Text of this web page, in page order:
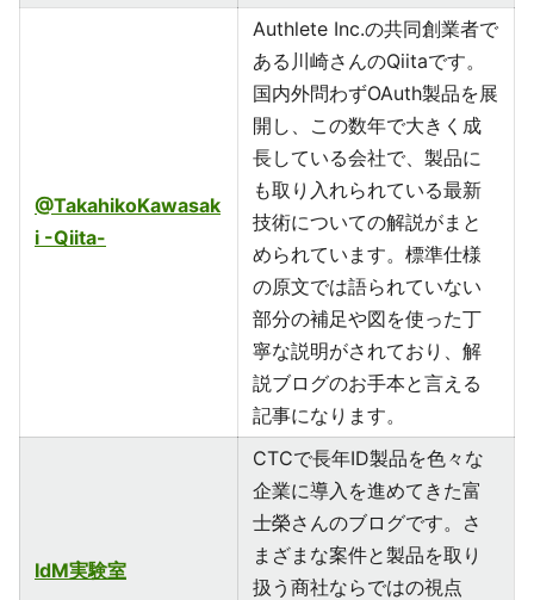
@TakahikoKawasak
i -Qiita-
Authlete Inc.の共同創業者で
ある川崎さんのQiitaです。
国内外問わずOAuth製品を展
開し、この数年で大きく成
長している会社で、製品に
も取り入れられている最新
技術についての解説がまと
められています。標準仕様
の原文では語られていない
部分の補足や図を使った丁
寧な説明がされており、解
説ブログのお手本と言える
記事になります。
IdM実験室
CTCで長年ID製品を色々な
企業に導入を進めてきた富
士榮さんのブログです。さ
まざまな案件と製品を取り
扱う商社ならではの視点